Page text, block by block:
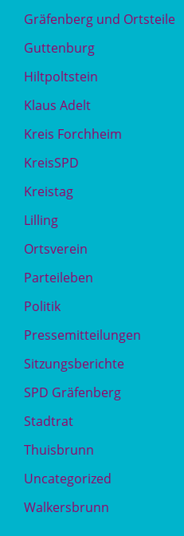
Gräfenberg und Ortsteile
Guttenburg
Hiltpoltstein
Klaus Adelt
Kreis Forchheim
KreisSPD
Kreistag
Lilling
Ortsverein
Parteileben
Politik
Pressemitteilungen
Sitzungsberichte
SPD Gräfenberg
Stadtrat
Thuisbrunn
Uncategorized
Walkersbrunn